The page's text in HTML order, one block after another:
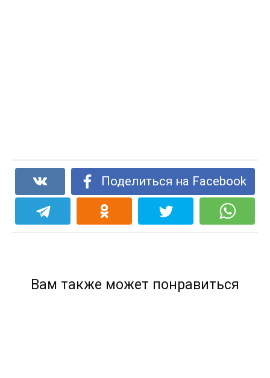
Поделиться на Facebook
Вам также может понравиться